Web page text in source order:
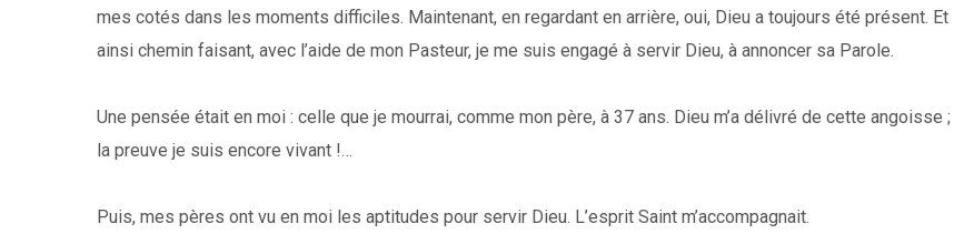
mes cotés dans les moments difficiles. Maintenant, en regardant en arrière, oui, Dieu a toujours été présent. Et
ainsi chemin faisant, avec l’aide de mon Pasteur, je me suis engagé à servir Dieu, à annoncer sa Parole.
Une pensée était en moi : celle que je mourrai, comme mon père, à 37 ans. Dieu m’a délivré de cette angoisse ;
la preuve je suis encore vivant !…
Puis, mes pères ont vu en moi les aptitudes pour servir Dieu. L’esprit Saint m’accompagnait.